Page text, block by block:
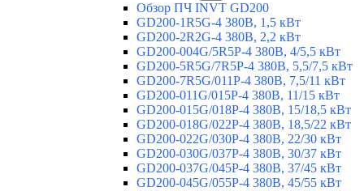
Обзор ПЧ INVT GD200
GD200-1R5G-4 380В, 1,5 кВт
GD200-2R2G-4 380В, 2,2 кВт
GD200-004G/5R5P-4 380В, 4/5,5 кВт
GD200-5R5G/7R5P-4 380В, 5,5/7,5 кВт
GD200-7R5G/011P-4 380В, 7,5/11 кВт
GD200-011G/015P-4 380В, 11/15 кВт
GD200-015G/018P-4 380В, 15/18,5 кВт
GD200-018G/022P-4 380В, 18,5/22 кВт
GD200-022G/030P-4 380В, 22/30 кВт
GD200-030G/037P-4 380В, 30/37 кВт
GD200-037G/045P-4 380В, 37/45 кВт
GD200-045G/055P-4 380В, 45/55 кВт